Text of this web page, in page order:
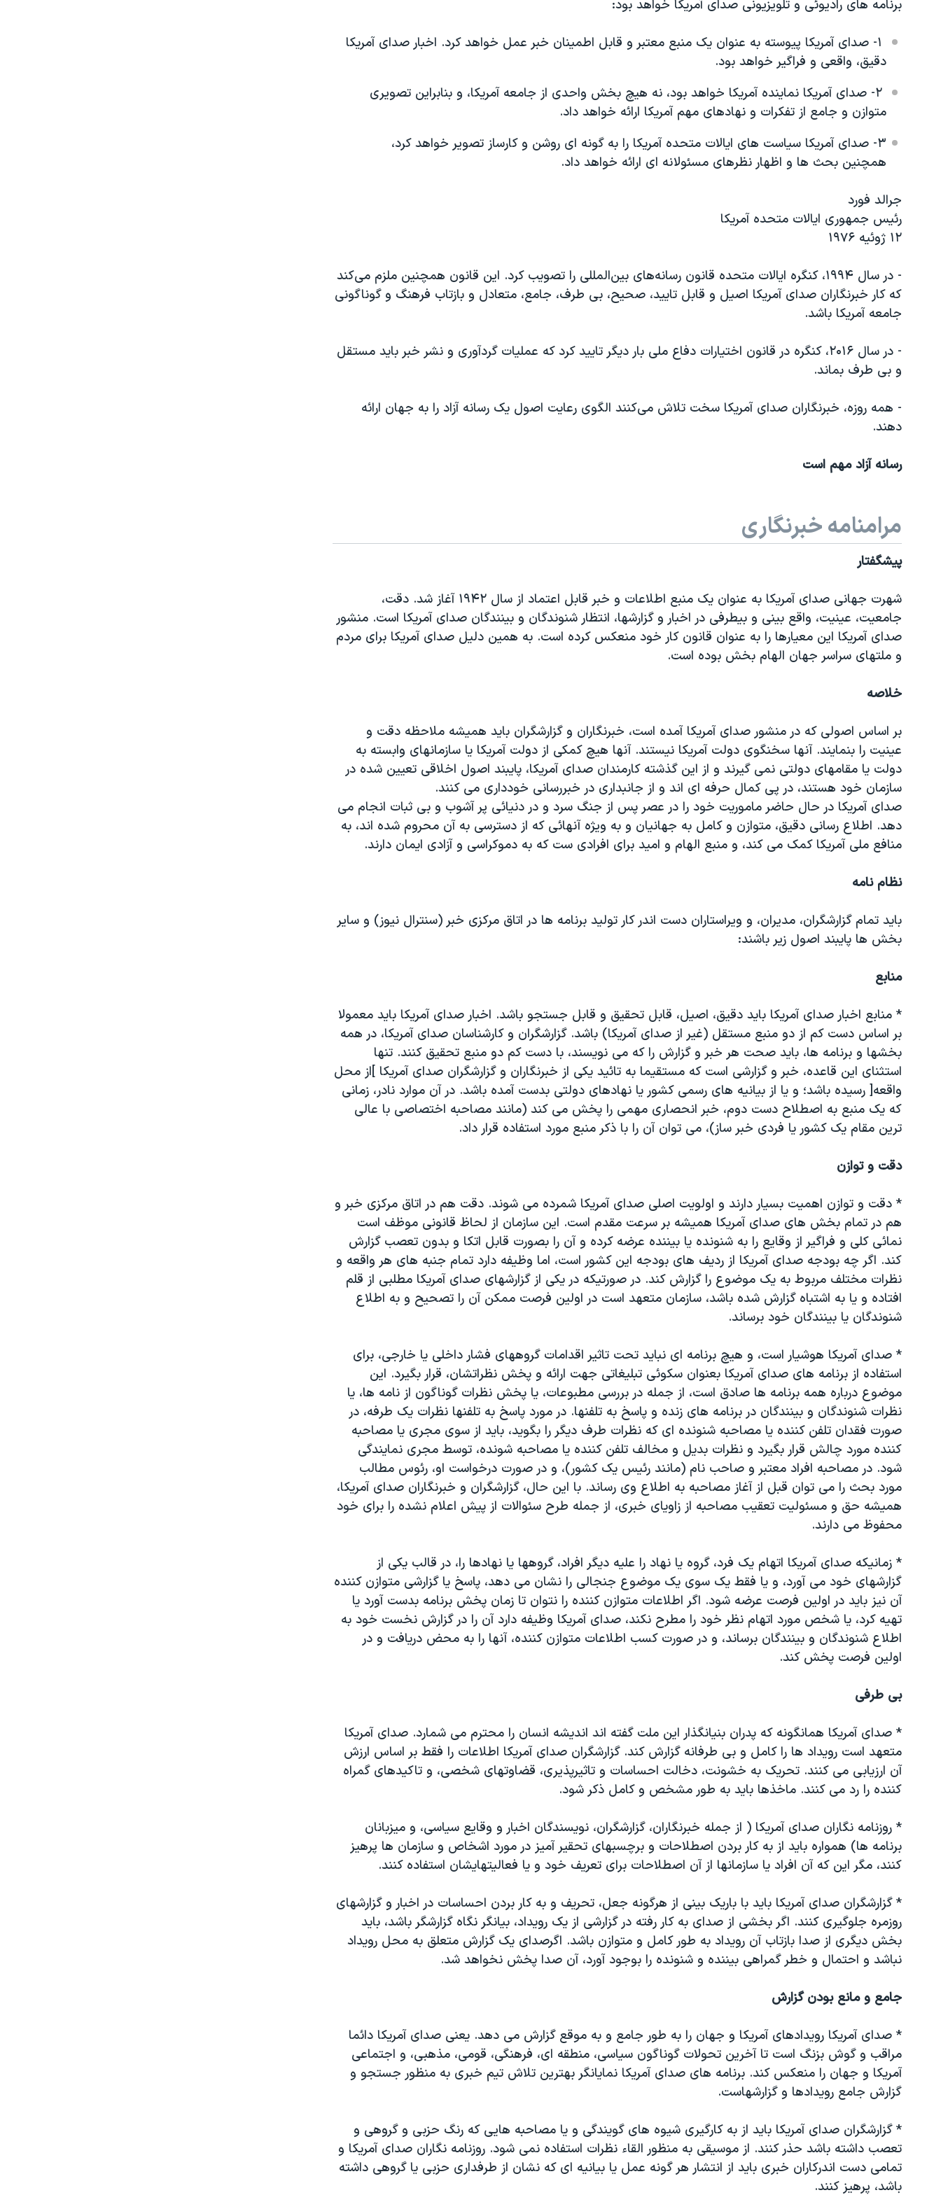
حمله جمهوری اسلامی به اسرائیل
ورزش زنان در ایران
مجموعه مستندهای دادخواهی
دادگاه حمید نوری
چهل سال گروگان‌گیری
اعتراضات مردمی آبان ۹۸
اسرائیل در جنگ
همایش محافظه‌کاران آمریکا «سی‌پک»
صفحه‌های ویژه
سفر پرزیدنت ترامپ به چین
برنامه های رادیوئی و تلویزیونی صدای آمریکا خواهد بود:
۱- صدای آمریکا پیوسته به عنوان یک منبع معتبر و قابل اطمینان خبر عمل خواهد کرد. اخبار صدای آمریکا
دقیق، واقعی و فراگیر خواهد بود.
۲- صدای آمریکا نماینده آمریکا خواهد بود، نه هیچ بخش واحدی از جامعه آمریکا، و بنابراین تصویری
متوازن و جامع از تفکرات و نهادهای مهم آمریکا ارائه خواهد داد.
۳- صدای آمریکا سیاست های ایالات متحده آمریکا را به گونه ای روشن و کارساز تصویر خواهد کرد،
همچنین بحث ها و اظهار نظرهای مسئولانه ای ارائه خواهد داد.
جرالد فورد
رئیس جمهوری ایالات متحده آمریکا
۱۲ ژوئیه ۱۹۷۶
- در سال ۱۹۹۴، کنگره ایالات متحده قانون رسانه‌های بین‌المللی را تصویب کرد. این قانون همچنین ملزم می‌کند
که کار خبرنگاران صدای آمریکا اصیل و قابل تایید، صحیح، بی طرف، جامع، متعادل و بازتاب فرهنگ و گوناگونی
جامعه آمریکا باشد.
- در سال ۲۰۱۶، کنگره در قانون اختیارات دفاع ملی بار دیگر تایید کرد که عملیات گردآوری و نشر خبر باید مستقل
و بی طرف بماند.
- همه روزه، خبرنگاران صدای آمریکا سخت تلاش می‌کنند الگوی رعایت اصول یک رسانه آزاد را به جهان ارائه
دهند.
رسانه آزاد مهم است
مرامنامه خبرنگاری
پیشگفتار
شهرت جهانی صدای آمریکا به عنوان یک منبع اطلاعات و خبر قابل اعتماد از سال ۱۹۴۲ آغاز شد. دقت،
جامعیت، عینیت، واقع بینی و بیطرفی در اخبار و گزارشها، انتظار شنوندگان و بینندگان صدای آمریکا است. منشور
صدای آمریکا این معیارها را به عنوان قانون کار خود منعکس کرده است. به همین دلیل صدای آمریکا برای مردم
و ملتهای سراسر جهان الهام بخش بوده است.
خلاصه
بر اساس اصولی که در منشور صدای آمریکا آمده است، خبرنگاران و گزارشگران باید همیشه ملاحظه دقت و
عینیت را بنمایند. آنها سخنگوی دولت آمریکا نیستند. آنها هیچ کمکی از دولت آمریکا یا سازمانهای وابسته به
دولت یا مقامهای دولتی نمی گیرند و از این گذشته کارمندان صدای آمریکا، پایبند اصول اخلاقی تعیین شده در
سازمان خود هستند، در پی کمال حرفه ای اند و از جانبداری در خبررسانی خودداری می کنند.
صدای آمریکا در حال حاضر ماموریت خود را در عصر پس از جنگ سرد و در دنیائی پر آشوب و بی ثبات انجام می
دهد. اطلاع رسانی دقیق، متوازن و کامل به جهانیان و به ویژه آنهائی که از دسترسی به آن محروم شده اند، به
منافع ملی آمریکا کمک می کند، و منبع الهام و امید برای افرادی ست که به دموکراسی و آزادی ایمان دارند.
نظام نامه
باید تمام گزارشگران، مدیران، و ویراستاران دست اندر کار تولید برنامه ها در اتاق مرکزی خبر (سنترال نیوز) و سایر
بخش ها پایبند اصول زیر باشند:
منابع
* منابع اخبار صدای آمریکا باید دقیق، اصیل، قابل تحقیق و قابل جستجو باشد. اخبار صدای آمریکا باید معمولا
بر اساس دست کم از دو منبع مستقل (غیر از صدای آمریکا) باشد. گزارشگران و کارشناسان صدای آمریکا، در همه
بخشها و برنامه ها، باید صحت هر خبر و گزارش را که می نویسند، با دست کم دو منبع تحقیق کنند. تنها
استثنای این قاعده، خبر و گزارشی است که مستقیما به تائید یکی از خبرنگاران و گزارشگران صدای آمریکا ]از محل
واقعه[ رسیده باشد؛ و یا از بیانیه های رسمی کشور یا نهادهای دولتی بدست آمده باشد. در آن موارد نادر، زمانی
که یک منبع به اصطلاح دست دوم، خبر انحصاری مهمی را پخش می کند (مانند مصاحبه اختصاصی با عالی
ترین مقام یک کشور یا فردی خبر ساز)، می توان آن را با ذکر منبع مورد استفاده قرار داد.
دقت و توازن
* دقت و توازن اهمیت بسیار دارند و اولویت اصلی صدای آمریکا شمرده می شوند. دقت هم در اتاق مرکزی خبر و
هم در تمام بخش های صدای آمریکا همیشه بر سرعت مقدم است. این سازمان از لحاظ قانونی موظف است
نمائی کلی و فراگیر از وقایع را به شنونده یا بیننده عرضه کرده و آن را بصورت قابل اتکا و بدون تعصب گزارش
کند. اگر چه بودجه صدای آمریکا از ردیف های بودجه این کشور است، اما وظیفه دارد تمام جنبه های هر واقعه و
نظرات مختلف مربوط به یک موضوع را گزارش کند. در صورتیکه در یکی از گزارشهای صدای آمریکا مطلبی از قلم
افتاده و یا به اشتباه گزارش شده باشد، سازمان متعهد است در اولین فرصت ممکن آن را تصحیح و به اطلاع
شنوندگان یا بینندگان خود برساند.
* صدای آمریکا هوشیار است، و هیچ برنامه ای نباید تحت تاثیر اقدامات گروههای فشار داخلی یا خارجی، برای
استفاده از برنامه های صدای آمریکا بعنوان سکوئی تبلیغاتی جهت ارائه و پخش نظراتشان، قرار بگیرد. این
موضوع درباره همه برنامه ها صادق است، از جمله در بررسی مطبوعات، یا پخش نظرات گوناگون از نامه ها، یا
نظرات شنوندگان و بینندگان در برنامه های زنده و پاسخ به تلفنها. در مورد پاسخ به تلفنها نظرات یک طرفه، در
صورت فقدان تلفن کننده یا مصاحبه شنونده ای که نظرات طرف دیگر را بگوید، باید از سوی مجری یا مصاحبه
کننده مورد چالش قرار بگیرد و نظرات بدیل و مخالف تلفن کننده یا مصاحبه شونده، توسط مجری نمایندگی
شود. در مصاحبه افراد معتبر و صاحب نام (مانند رئیس یک کشور)، و در صورت درخواست او، رئوس مطالب
مورد بحث را می توان قبل از آغاز مصاحبه به اطلاع وی رساند. با این حال، گزارشگران و خبرنگاران صدای آمریکا،
همیشه حق و مسئولیت تعقیب مصاحبه از زاویای خبری، از جمله طرح سئوالات از پیش اعلام نشده را برای خود
محفوظ می دارند.
* زمانیکه صدای آمریکا اتهام یک فرد، گروه یا نهاد را علیه دیگر افراد، گروهها یا نهادها را، در قالب یکی از
گزارشهای خود می آورد، و یا فقط یک سوی یک موضوع جنجالی را نشان می دهد، پاسخ یا گزارشی متوازن کننده
آن نیز باید در اولین فرصت عرضه شود. اگر اطلاعات متوازن کننده را نتوان تا زمان پخش برنامه بدست آورد یا
تهیه کرد، یا شخص مورد اتهام نظر خود را مطرح نکند، صدای آمریکا وظیفه دارد آن را در گزارش نخست خود به
اطلاع شنوندگان و بینندگان برساند، و در صورت کسب اطلاعات متوازن کننده، آنها را به محض دریافت و در
اولین فرصت پخش کند.
بی طرفی
* صدای آمریکا همانگونه که پدران بنیانگذار این ملت گفته اند اندیشه انسان را محترم می شمارد. صدای آمریکا
متعهد است رویداد ها را کامل و بی طرفانه گزارش کند. گزارشگران صدای آمریکا اطلاعات را فقط بر اساس ارزش
آن ارزیابی می کنند. تحریک به خشونت، دخالت احساسات و تاثیرپذیری، قضاوتهای شخصی، و تاکیدهای گمراه
کننده را رد می کنند. ماخذها باید به طور مشخص و کامل ذکر شود.
* روزنامه نگاران صدای آمریکا ( از جمله خبرنگاران، گزارشگران، نویسندگان اخبار و وقایع سیاسی، و میزبانان
برنامه ها) همواره باید از به کار بردن اصطلاحات و برچسبهای تحقیر آمیز در مورد اشخاص و سازمان ها پرهیز
کنند، مگر این که آن افراد یا سازمانها از آن اصطلاحات برای تعریف خود و یا فعالیتهایشان استفاده کنند.
* گزارشگران صدای آمریکا باید با باریک بینی از هرگونه جعل، تحریف و به کار بردن احساسات در اخبار و گزارشهای
روزمره جلوگیری کنند. اگر بخشی از صدای به کار رفته در گزارشی از یک رویداد، بیانگر نگاه گزارشگر باشد، باید
بخش دیگری از صدا بازتاب آن رویداد به طور کامل و متوازن باشد. اگرصدای یک گزارش متعلق به محل رویداد
نباشد و احتمال و خطر گمراهی بیننده و شنونده را بوجود آورد، آن صدا پخش نخواهد شد.
جامع و مانع بودن گزارش
* صدای آمریکا رویدادهای آمریکا و جهان را به طور جامع و به موقع گزارش می دهد. یعنی صدای آمریکا دائما
مراقب و گوش بزنگ است تا آخرین تحولات گوناگون سیاسی، منطقه ای، فرهنگی، قومی، مذهبی، و اجتماعی
آمریکا و جهان را منعکس کند. برنامه های صدای آمریکا نمایانگر بهترین تلاش تیم خبری به منظور جستجو و
گزارش جامع رویدادها و گزارشهاست.
* گزارشگران صدای آمریکا باید از به کارگیری شیوه های گویندگی و یا مصاحبه هایی که رنگ حزبی و گروهی و
تعصب داشته باشد حذر کنند. از موسیقی به منظور القاء نظرات استفاده نمی شود. روزنامه نگاران صدای آمریکا و
تمامی دست اندرکاران خبری باید از انتشار هر گونه عمل یا بیانیه ای که نشان از طرفداری حزبی یا گروهی داشته
باشد، پرهیز کنند.